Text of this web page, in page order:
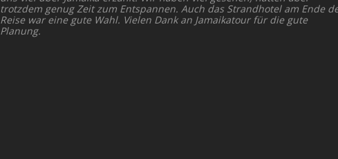
trotzdem genug Zeit zum Entspannen. Auch das Strandhotel am Ende
Reise war eine gute Wahl. Vielen Dank an Jamaikatour für die gute
Planung.